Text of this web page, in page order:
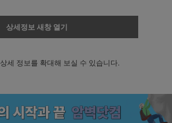
상세정보 새창 열기
상세 정보를 확대해 보실 수 있습니다.